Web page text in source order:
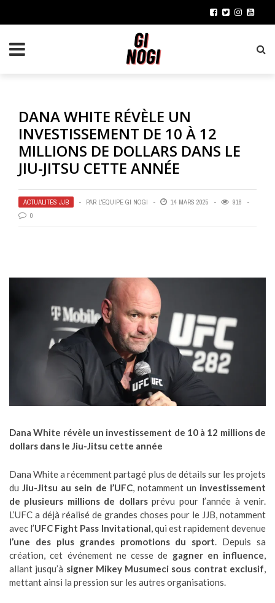
DANA WHITE RÉVÈLE UN
INVESTISSEMENT DE 10 À 12
MILLIONS DE DOLLARS DANS LE
JIU-JITSU CETTE ANNÉE
ACTUALITÉS JJB PAR L'ÉQUIPE GI NOGI 14 MARS 2025
918
0
Dana White révèle un investissement de 10 à 12 millions de
dollars dans le Jiu-Jitsu cette année
Dana White a récemment partagé plus de détails sur les projets
duJiu-Jitsu au sein de l’UFC, notamment un investissement
de plusieurs millions de dollarsprévu pour l’année à venir.
L’UFC a déjà réalisé de grandes choses pour le JJB, notamment
avec l’UFC Fight Pass Invitational, qui est rapidement devenue
l’une des plus grandes promotions du sport. Depuis sa
création, cet événement ne cesse de gagner en influence,
allant jusqu’à signer Mikey Musumeci sous contrat exclusif,
mettant ainsi la pression sur les autres organisations.